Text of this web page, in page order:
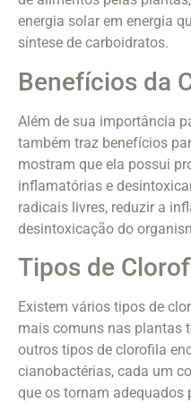
energia solar em energia
síntese de carboidratos.
Benefícios da
Além de sua importância
também traz benefícios
mostram que ela possui
inflamatórias e
radicais livres, reduzir a
desintoxicação do
Tipos de
Existem vários tipos de
mais comuns nas plantas
outros tipos de clorofila
cianobactérias, cada um
que os tornam adequados